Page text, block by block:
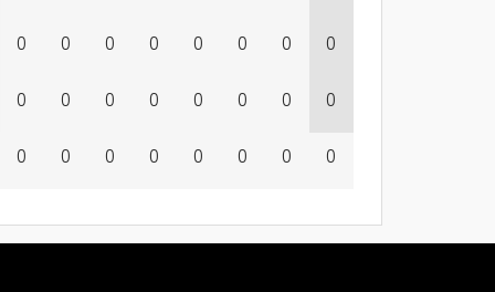
0 0 0 0 0 0 0 0
0 0 0 0 0 0 0 0
0 0 0 0 0 0 0 0